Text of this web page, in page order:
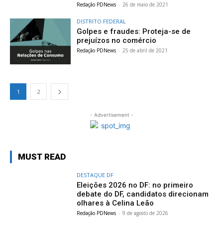
Redação PDNews - 26 de maio de 2021
DISTRITO FEDERAL
Golpes e fraudes: Proteja-se de
prejuízos no comércio
Redação PDNews - 25 de abril de 2021
1 2
- Advertisement -
MUST READ
DESTAQUE DF
Eleições 2026 no DF: no primeiro
debate do DF, candidatos direcionam
olhares à Celina Leão
Redação PDNews - 9 de agosto de 2026